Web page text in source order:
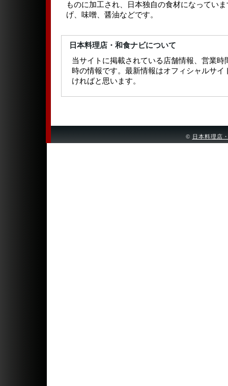
ものに加工され、日本独自の食材になってい
げ、味噌、醤油などです。
日本料理店・和食ナビについて
当サイトに掲載されている店舗情報、営業時
時の情報です。最新情報はオフィシャルサイ
ければと思います。
© 日本料理店